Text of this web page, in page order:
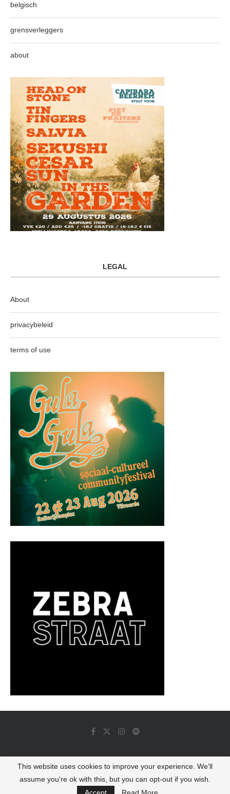
belgisch
grensverleggers
about
LEGAL
About
privacybeleid
terms of use
© 2022 - Luminous Dash All Rights Reserved
BACK TO TOP
This website uses cookies to improve your experience. We'll
assume you're ok with this, but you can opt-out if you wish.